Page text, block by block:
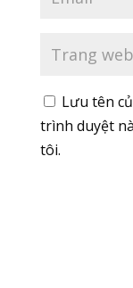
Lưu tên
trình duyệt
tôi.